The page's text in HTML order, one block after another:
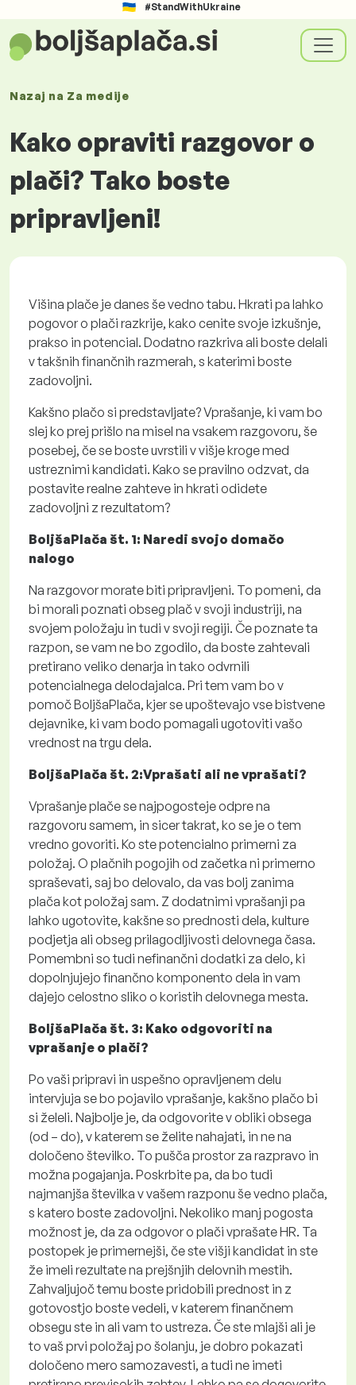
#StandWithUkraine
Nazaj na Za medije
Kako opraviti razgovor o
plači? Tako boste
pripravljeni!
Višina plače je danes še vedno tabu. Hkrati pa lahko
pogovor o plači razkrije, kako cenite svoje izkušnje,
prakso in potencial. Dodatno razkriva ali boste delali
v takšnih finančnih razmerah, s katerimi boste
zadovoljni.
Kakšno plačo si predstavljate? Vprašanje, ki vam bo
slej ko prej prišlo na misel na vsakem razgovoru, še
posebej, če se boste uvrstili v višje kroge med
ustreznimi kandidati. Kako se pravilno odzvat, da
postavite realne zahteve in hkrati odidete
zadovoljni z rezultatom?
BoljšaPlača št. 1: Naredi svojo domačo
nalogo
Na razgovor morate biti pripravljeni. To pomeni, da
bi morali poznati obseg plač v svoji industriji, na
svojem položaju in tudi v svoji regiji. Če poznate ta
razpon, se vam ne bo zgodilo, da boste zahtevali
pretirano veliko denarja in tako odvrnili
potencialnega delodajalca. Pri tem vam bo v
pomoč BoljšaPlača, kjer se upoštevajo vse bistvene
dejavnike, ki vam bodo pomagali ugotoviti vašo
vrednost na trgu dela.
BoljšaPlača št. 2:Vprašati ali ne vprašati?
Vprašanje plače se najpogosteje odpre na
razgovoru samem, in sicer takrat, ko se je o tem
vredno govoriti. Ko ste potencialno primerni za
položaj. O plačnih pogojih od začetka ni primerno
spraševati, saj bo delovalo, da vas bolj zanima
plača kot položaj sam. Z dodatnimi vprašanji pa
lahko ugotovite, kakšne so prednosti dela, kulture
podjetja ali obseg prilagodljivosti delovnega časa.
Pomembni so tudi nefinančni dodatki za delo, ki
dopolnjujejo finančno komponento dela in vam
dajejo celostno sliko o koristih delovnega mesta.
BoljšaPlača št. 3: Kako odgovoriti na
vprašanje o plači?
Po vaši pripravi in ​​uspešno opravljenem delu
intervjuja se bo pojavilo vprašanje, kakšno plačo bi
si želeli. Najbolje je, da odgovorite v obliki obsega
(od – do), v katerem se želite nahajati, in ne na
določeno številko. To pušča prostor za razpravo in
možna pogajanja. Poskrbite pa, da bo tudi
najmanjša številka v vašem razponu še vedno plača,
s katero boste zadovoljni. Nekoliko manj pogosta
možnost je, da za odgovor o plači vprašate HR. Ta
postopek je primernejši, če ste višji kandidat in ste
že imeli rezultate na prejšnjih delovnih mestih.
Zahvaljujoč temu boste pridobili prednost in z
gotovostjo boste vedeli, v katerem finančnem
obsegu ste in ali vam to ustreza. Če ste mlajši ali je
to vaš prvi položaj po šolanju, je dobro pokazati
določeno mero samozavesti, a tudi ne imeti